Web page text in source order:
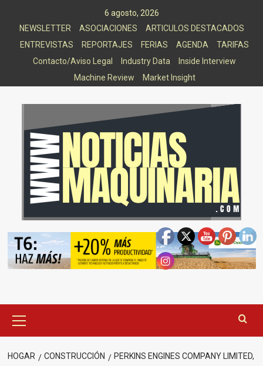
6 agosto, 2026
NEWSLETTER
ASOCIACIONES
ARTICULOS DESTACADOS
ENTREVISTAS
REPORTAJES FERIAS AGENDA
TARIFAS
Contacto/Aviso Legal
Industry Data
Inside Interview
Machine Review
Market Insight
principal
HOGAR CONSTRUCCIÓN
PERKINS ENGINES COMPANY LIMITED,